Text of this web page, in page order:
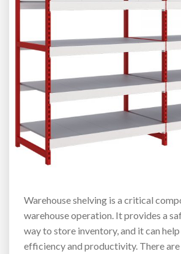
Warehouse shelving is a critical
warehouse operation. It provides a
way to store inventory, and it can
efficiency and productivity. There